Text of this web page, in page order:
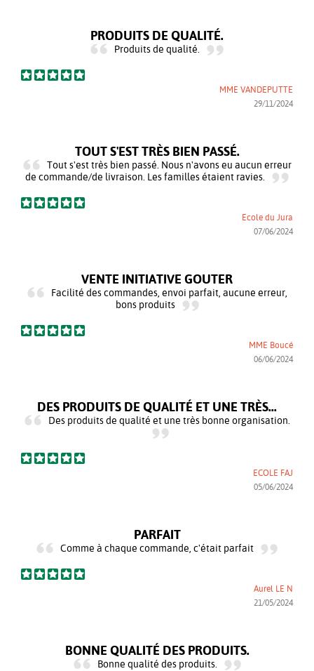
PRODUITS DE QUALITÉ.
Produits de qualité.
MME VANDEPUTTE
29/11/2024
TOUT S'EST TRÈS BIEN PASSÉ.
Tout s'est très bien passé. Nous n'avons eu aucun erreur
de commande/de livraison. Les familles étaient ravies.
Ecole du Jura
07/06/2024
VENTE INITIATIVE GOUTER
Facilité des commandes, envoi parfait, aucune erreur,
bons produits
MME Boucé
06/06/2024
DES PRODUITS DE QUALITÉ ET UNE TRÈS...
Des produits de qualité et une très bonne organisation.
ECOLE FAJ
05/06/2024
PARFAIT
Comme à chaque commande, c'était parfait
Aurel LE N
21/05/2024
BONNE QUALITÉ DES PRODUITS.
Bonne qualité des produits.